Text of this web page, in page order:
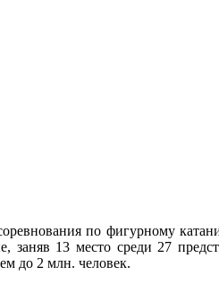
по фигурному
13 место среди 27
до 2 млн. человек.